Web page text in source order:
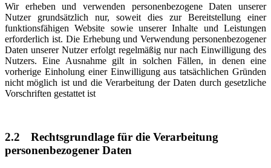
Wir erheben und verwenden personenbezogene Daten unserer
Nutzer grundsätzlich nur, soweit dies zur Bereitstellung einer
funktionsfähigen Website sowie unserer Inhalte und Leistungen
erforderlich ist. Die Erhebung und Verwendung personenbezogener
Daten unserer Nutzer erfolgt regelmäßig nur nach Einwilligung des
Nutzers. Eine Ausnahme gilt in solchen Fällen, in denen eine
vorherige Einholung einer Einwilligung aus tatsächlichen Gründen
nicht möglich ist und die Verarbeitung der Daten durch gesetzliche
Vorschriften gestattet ist
2.2
Rechtsgrundlage für die Verarbeitung
personenbezogener Daten